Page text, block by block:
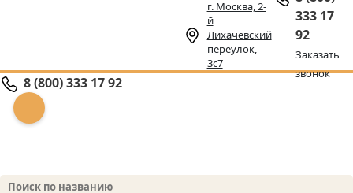
г. Москва, 2-
й
Лихачёвский
переулок,
3с7
333 17
92
Заказать
звонок
8 (800) 333 17 92